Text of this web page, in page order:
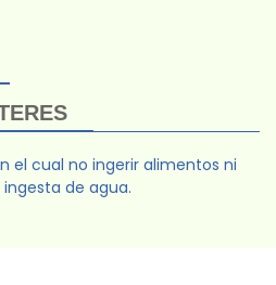
el cual no ingerir alimentos ni
de agua.